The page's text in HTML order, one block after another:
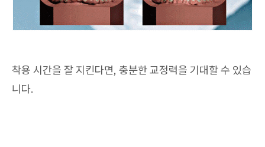
착용 시간을 잘 지킨다면, 충분한 교정력을 기대할 수 있습
니다.